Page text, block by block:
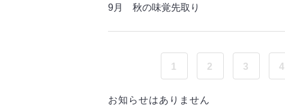
9月 秋の味覚先取り
1 2 3 4
お知らせはありません